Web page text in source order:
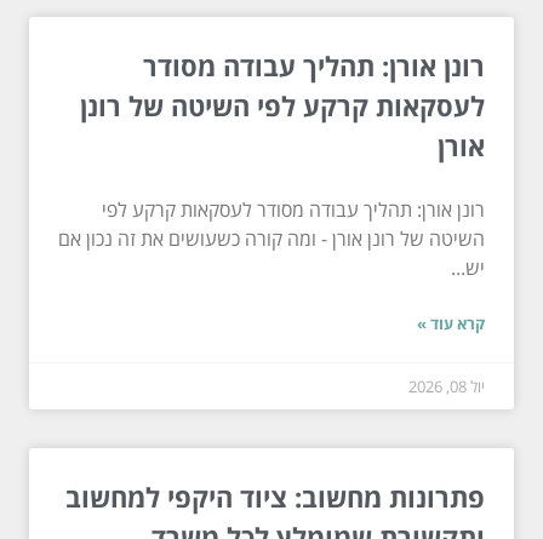
רונן אורן: תהליך עבודה מסודר
לעסקאות קרקע לפי השיטה של רונן
אורן
רונן אורן: תהליך עבודה מסודר לעסקאות קרקע לפי
השיטה של רונן אורן - ומה קורה כשעושים את זה נכון אם
יש...
קרא עוד »
יול 08, 2026
פתרונות מחשוב: ציוד היקפי למחשוב